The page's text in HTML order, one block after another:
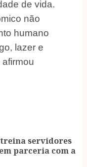
de vida.
não
humano
lazer e
treina servidores
parceria com a